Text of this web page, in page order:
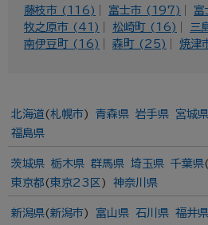
藤枝市 (116)
富士市 (197)
牧之原市 (41)
松崎町 (16)
三
南伊豆町 (16)
森町 (25) 焼津
北海道(札幌市) 青森県 岩手県 宮城県
福島県
茨城県 栃木県 群馬県 埼玉県 千葉県(
東京都(東京23区) 神奈川県
新潟県(新潟市) 富山県 石川県 福井県